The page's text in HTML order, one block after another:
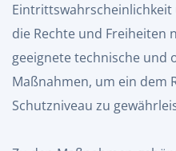
Eintrittswahrscheinlichkeit
die Rechte und Freiheiten
geeignete technische und
Maßnahmen, um ein dem
Schutzniveau zu